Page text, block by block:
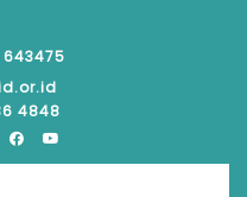
643475
4848